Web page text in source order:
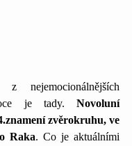
z nejemocionálnějších
je tady. Novoluní
zvěrokruhu, ve
Raka. Co je aktuálními